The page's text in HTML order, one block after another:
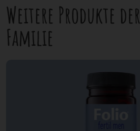
Weitere Produkte der
Familie